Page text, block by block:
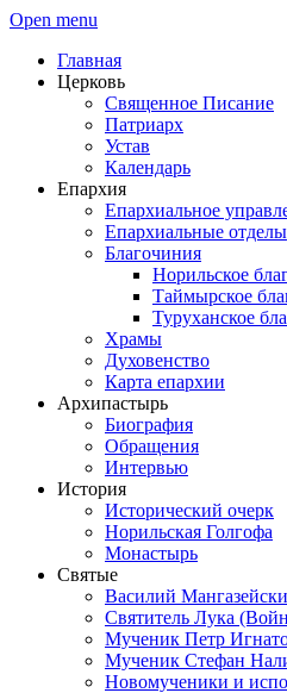
Open menu
Главная
Церковь
Священное Писание
Патриарх
Устав
Календарь
Епархия
Епархиальное
Епархиальные отделы
Благочиния
Норильское
Таймырское
Туруханское
Храмы
Духовенство
Карта епархии
Архипастырь
Биография
Обращения
Интервью
История
Исторический очерк
Норильская Голгофа
Монастырь
Святые
Василий
Святитель Лука
Мученик Петр
Мученик Стефан
Новомученики и